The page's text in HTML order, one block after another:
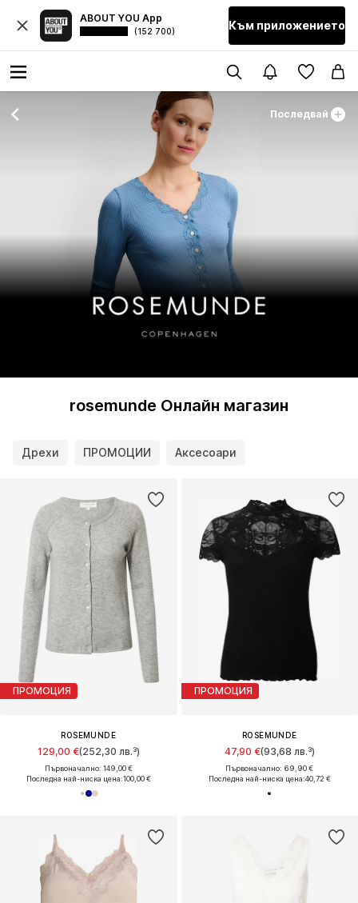
ABOUT YOU App
(152 700) Към приложението
Последвай
rosemunde Онлайн магазин
Дрехи ПРОМОЦИИ Аксесоари
ПРОМОЦИЯ
ROSEMUNDE
129,00 €(252,30 лв.³)
Първоначално: 149,00 €
Последна най-ниска цена:100,00 €
ПРОМОЦИЯ
ROSEMUNDE
47,90 €(93,68 лв.³)
Първоначално: 69,90 €
Последна най-ниска цена:40,72 €